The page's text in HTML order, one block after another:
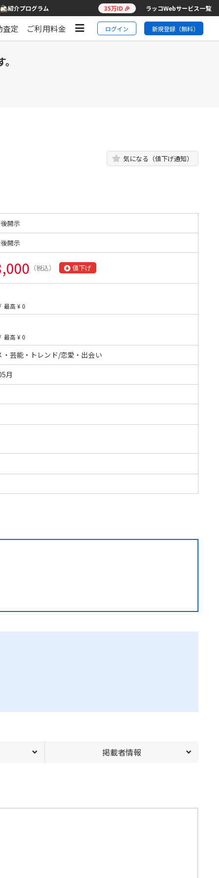
紹介プログラム 35万ID 🎉 ラッコWebサービス一覧
査定 ご利用料金 ログイン 新規登録（無料）
気になる（値下げ通知）
開示
開示
（税込） 値下げ
最高 ¥ 0
最高 ¥ 0
・芸能・トレンド/恋愛・出会い
月
掲載者情報